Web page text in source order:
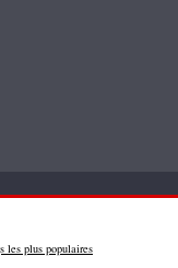
les plus populaires